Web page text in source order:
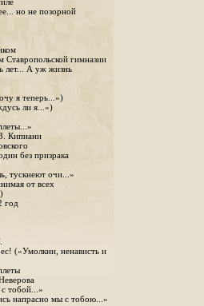
но не позорной
Ставропольской гимназии
лет... А уж жизнь
я теперь...»)
ли я...»)
Кипиани
без призрака
тускнеют очи...»
от всех
год
(«Умолкни, ненависть и
с тобой...»
напрасно мы с тобою...»